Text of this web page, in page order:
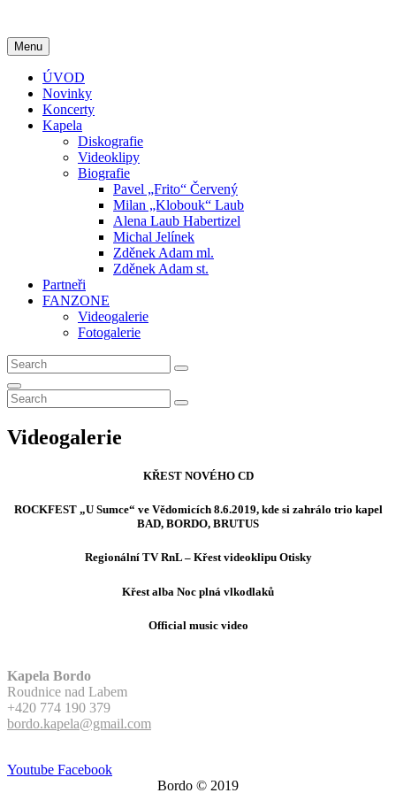
Menu
ÚVOD
Novinky
Koncerty
Kapela
Diskografie
Videoklipy
Biografie
Pavel „Frito“ Červený
Milan „Klobouk“ Laub
Alena Laub Habertizel
Michal Jelínek
Zděnek Adam ml.
Zděnek Adam st.
Partneři
FANZONE
Videogalerie
Fotogalerie
Search for:
Search
Search
Search for:
Search
Videogalerie
KŘEST NOVÉHO CD
ROCKFEST „U Sumce“ ve Vědomicích 8.6.2019, kde si zahrálo trio kapel
BAD, BORDO, BRUTUS
Regionální TV RnL – Křest videoklipu Otisky
Křest alba Noc plná vlkodlaků
Official music video
Kapela Bordo
Roudnice nad Labem
+420 774 190 379
bordo.kapela@gmail.com
Youtube Facebook
Bordo © 2019